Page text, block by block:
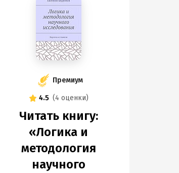
Премиум
4.5 (4 оценки)
Читать книгу:
«Логика и
методология
научного